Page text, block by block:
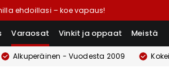
ehdoillasi – koe vapaus!
Varaosat Vinkit ja oppaat Meistä
Alkuperäinen - Vuodesta 2009